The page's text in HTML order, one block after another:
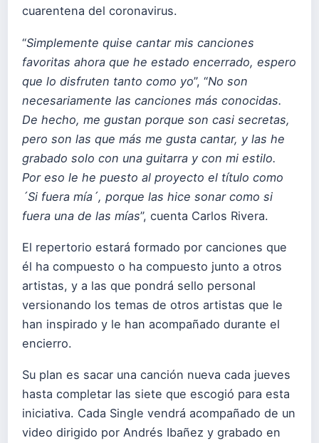
cuarentena del coronavirus.
“Simplemente quise cantar mis canciones
favoritas ahora que he estado encerrado, espero
que lo disfruten tanto como yo”, “No son
necesariamente las canciones más conocidas.
De hecho, me gustan porque son casi secretas,
pero son las que más me gusta cantar, y las he
grabado solo con una guitarra y con mi estilo.
Por eso le he puesto al proyecto el título como
´Si fuera mía´, porque las hice sonar como si
fuera una de las mías”, cuenta Carlos Rivera.
El repertorio estará formado por canciones que
él ha compuesto o ha compuesto junto a otros
artistas, y a las que pondrá sello personal
versionando los temas de otros artistas que le
han inspirado y le han acompañado durante el
encierro.
Su plan es sacar una canción nueva cada jueves
hasta completar las siete que escogió para esta
iniciativa. Cada Single vendrá acompañado de un
video dirigido por Andrés Ibañez y grabado en